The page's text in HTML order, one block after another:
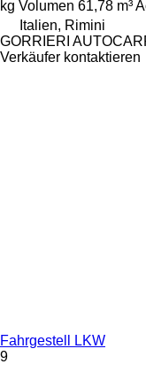
kg Volumen 61,78 m³
Italien, Rimini
GORRIERI
Verkäufer kontaktieren
Fahrgestell LKW
9